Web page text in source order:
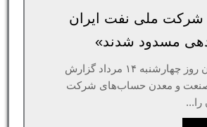
ملی نفت ایران
مسدود شدند»
رسانه‌های ایران روز چهارشنبه ۱۴ مرداد گزارش
صنعت و معدن حساب‌های شرکت
را...